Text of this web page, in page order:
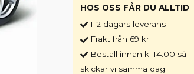
HOS OSS FÅR DU ALLTID
1-2 dagars leverans
Frakt från 69 kr
Beställ innan kl 14.00 så
skickar vi samma dag